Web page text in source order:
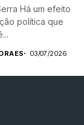
Há um efeito
política que
03/07/2026